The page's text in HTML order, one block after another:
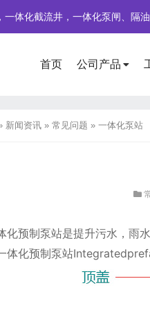
体化截流井，一体化泵闸、隔
首页 公司产品
新闻资讯 » 常见问题 » 一体化泵站
化预制泵站是提升污水，雨
体化预制泵站